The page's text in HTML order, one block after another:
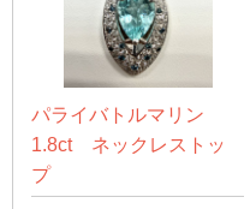
パライバトルマリン
1.8ct ネックレストッ
プ